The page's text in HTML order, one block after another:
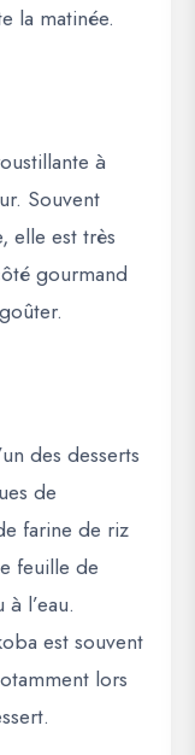
la matinée.
à
Souvent
elle est très
gourmand
des desserts
de
farine de riz
feuille de
l’eau.
est souvent
lors